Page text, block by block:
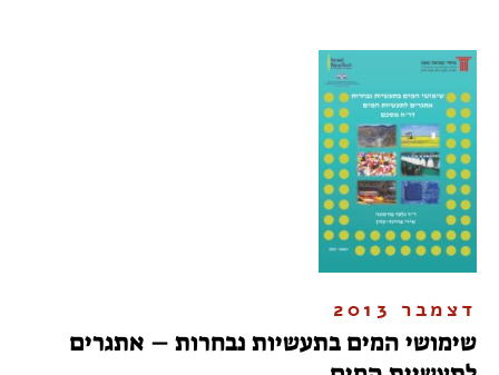
דצמבר 2013
שימושי המים בתעשיות נבחרות – אתגרים